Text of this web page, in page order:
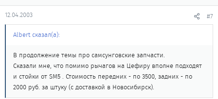
12.04.2003 #7
Albert сказал(а):
В продолжение темы про самсунговские запчасти.
Сказали мне, что помимо рычагов на Цефиру вполне подходят
и стойки от SM5 . Стоимость передних - по 3500, задних - по
2000 руб. за штуку (с доставкой в Новосибирск).